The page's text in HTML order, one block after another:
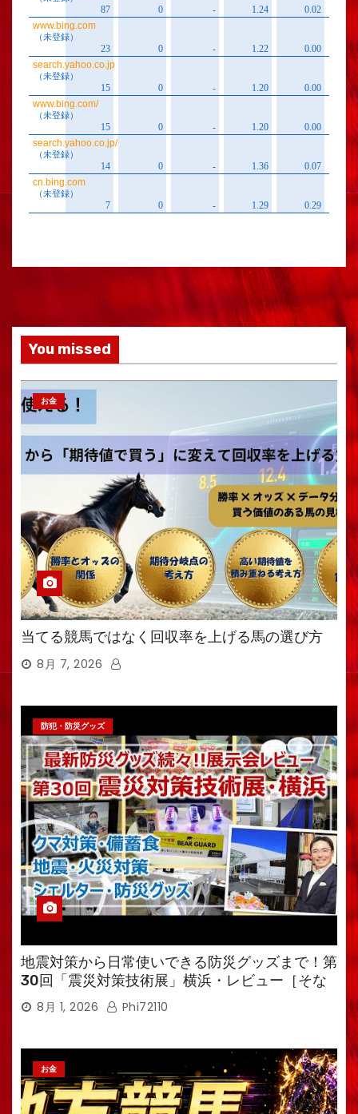
You missed
お金
当てる競馬ではなく回収率を上げる馬の選び方
8月 7, 2026
防犯・防災グッズ
地震対策から日常使いできる防災グッズまで！第
30回「震災対策技術展」横浜・レビュー［そな
えるTV・高荷智也］
8月 1, 2026 Phi72110
お金